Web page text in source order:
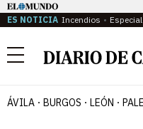
ES NOTICIA Incendios
Menú
ÁVILA BURGOS LEÓN